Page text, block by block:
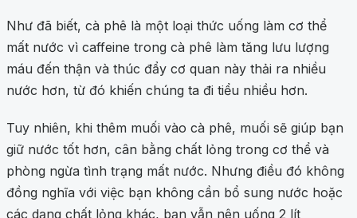
Như đã biết, cà phê là một loại thức uống làm cơ thể
mất nước vì caffeine trong cà phê làm tăng lưu lượng
máu đến thận và thúc đẩy cơ quan này thải ra nhiều
nước hơn, từ đó khiến chúng ta đi tiểu nhiều hơn.
Tuy nhiên, khi thêm muối vào cà phê, muối sẽ giúp bạn
giữ nước tốt hơn, cân bằng chất lỏng trong cơ thể và
phòng ngừa tình trạng mất nước. Nhưng điều đó không
đồng nghĩa với việc bạn không cần bổ sung nước hoặc
các dạng chất lỏng khác, bạn vẫn nên uống 2 lít